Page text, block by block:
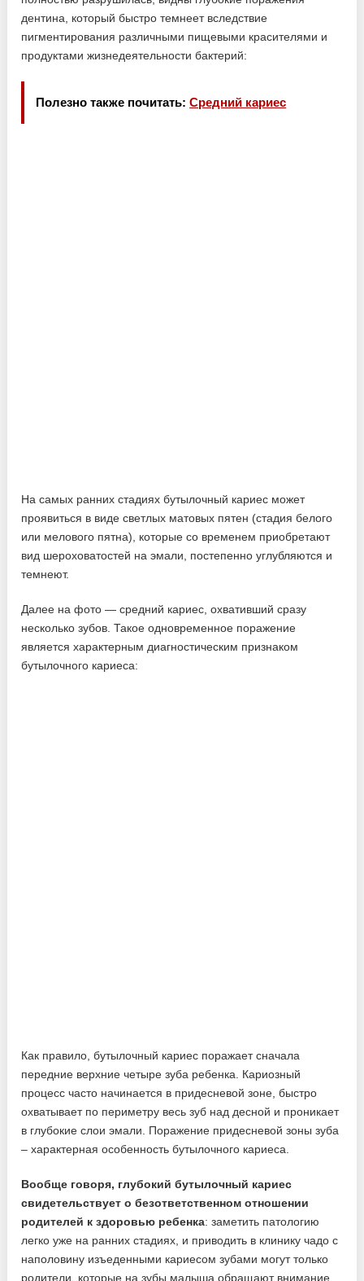
дентина, который быстро темнеет вследствие
пигментирования различными пищевыми красителями и
продуктами жизнедеятельности бактерий:
Полезно также почитать:Средний кариес
На самых ранних стадиях бутылочный кариес может
проявиться в виде светлых матовых пятен (стадия белого
или мелового пятна), которые со временем приобретают
вид шероховатостей на эмали, постепенно углубляются и
темнеют.
Далее на фото — средний кариес, охвативший сразу
несколько зубов. Такое одновременное поражение
является характерным диагностическим признаком
бутылочного кариеса:
Как правило, бутылочный кариес поражает сначала
передние верхние четыре зуба ребенка. Кариозный
процесс часто начинается в придесневой зоне, быстро
охватывает по периметру весь зуб над десной и проникает
в глубокие слои эмали. Поражение придесневой зоны зуба
– характерная особенность бутылочного кариеса.
Вообще говоря, глубокий бутылочный кариес
свидетельствует о безответственном отношении
родителей к здоровью ребенка: заметить патологию
легко уже на ранних стадиях, и приводить в клинику чадо с
наполовину изъеденными кариесом зубами могут только
родители, которые на зубы малыша обращают внимание